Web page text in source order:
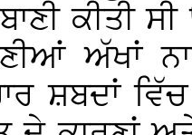
ਕੀਤੀ
ਅੱਖਾਂ
ਸ਼ਬਦਾਂ